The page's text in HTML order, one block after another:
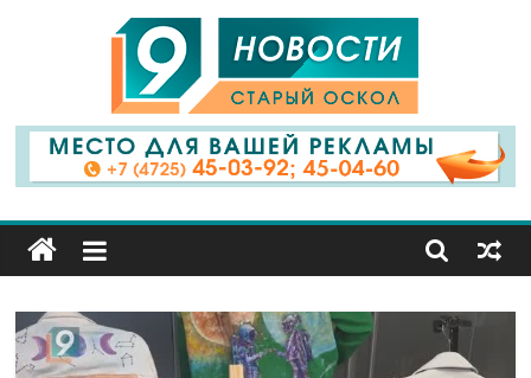
9
Канал
Старый
Оскол